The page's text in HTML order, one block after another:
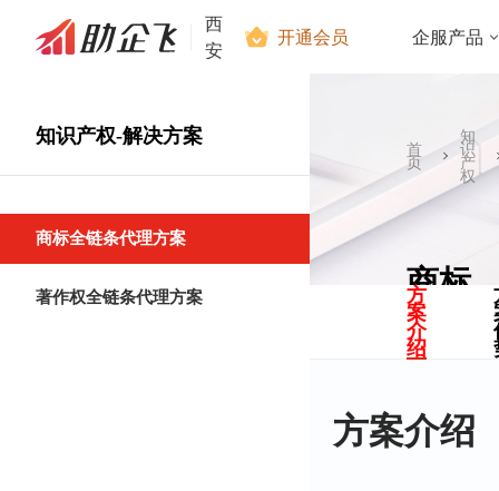
西
安
开通会员 企服产品
知识产权-解决方案
商标全链条代理方案
著作权全链条代理方案
首
页
知
识
产
权
商标
全链
条代
理方
案
方
案
介
绍
方案介绍